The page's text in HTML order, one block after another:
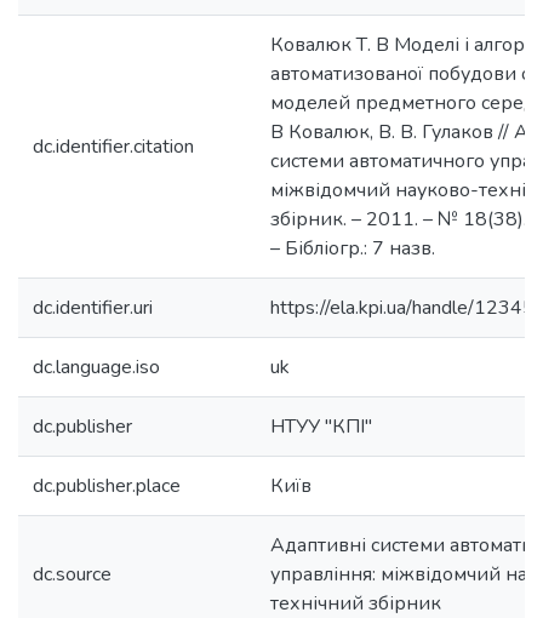
dc.identifier.citation
Ковалюк Т. В Моделі і
автоматизованої побудови
моделей предметного
В Ковалюк, В. В. Гулаков //
системи автоматичного
міжвідомчий науково-
збірник. – 2011. – № 18(38).
– Бібліогр.: 7 назв.
dc.identifier.uri https://ela.kpi.ua/handle/
dc.language.iso uk
dc.publisher НТУУ "КПІ"
dc.publisher.place Київ
dc.source
Адаптивні системи
управління: міжвідомчий
технічний збірник